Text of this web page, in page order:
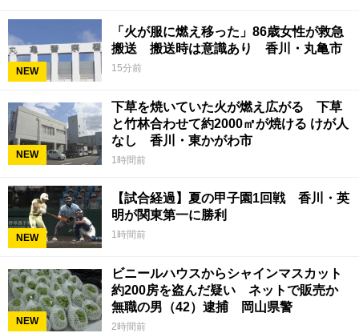
NEW
「火が服に燃え移った」86歳女性が救急
搬送 搬送時は意識あり 香川・丸亀市
15分前
NEW
下草を焼いていた火が燃え広がる 下草
と竹林合わせて約2000㎡が焼ける けが人
なし 香川・東かがわ市
1時間前
NEW
【試合経過】夏の甲子園1回戦 香川・英
明が関東第一に勝利
1時間前
NEW
ビニールハウスからシャインマスカット
約200房を盗んだ疑い ネットで販売か
無職の男（42）逮捕 岡山県警
2時間前